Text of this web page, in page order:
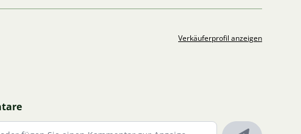
Verkäuferprofil anzeigen